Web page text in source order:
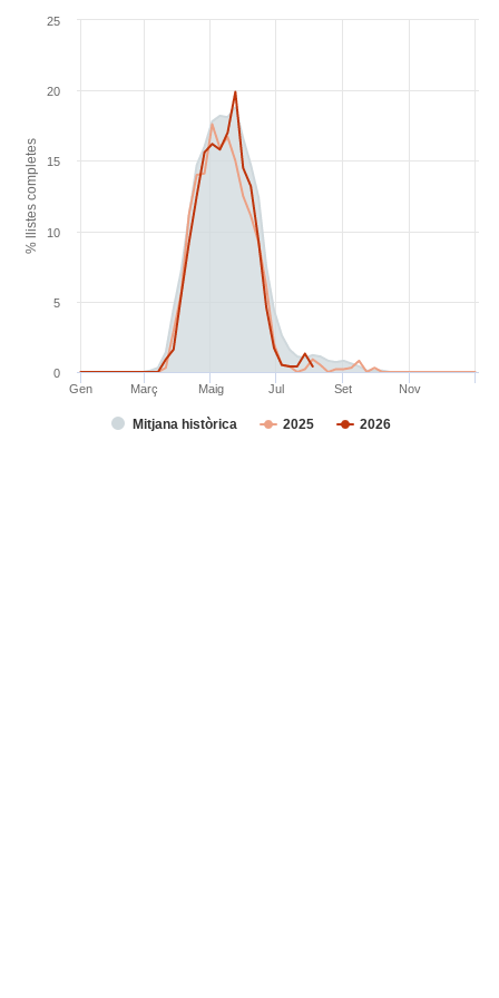
% llistes completes
Mitjana històrica 2025 2026
Gen Març Maig Jul Set Nov
0
5
10
15
20
25